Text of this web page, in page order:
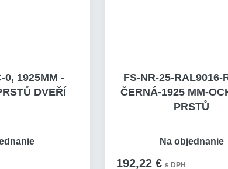
0, 1925MM -
DVEŘÍ
FS-NR-25-RAL9016-
ČERNÁ-1925 MM-
PRSTŮ
192,22 € s DPH
Na objednanie